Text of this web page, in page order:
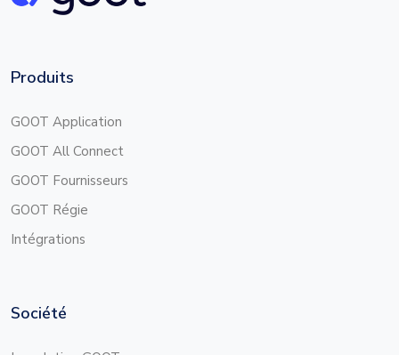
Produits
GOOT Application
GOOT All Connect
GOOT Fournisseurs
GOOT Régie
Intégrations
Société